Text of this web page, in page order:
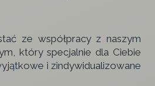
ze współpracy z naszym
który specjalnie dla Ciebie
i zindywidualizowane